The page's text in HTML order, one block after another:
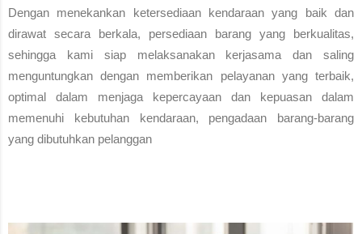
Dengan menekankan ketersediaan kendaraan yang baik dan
dirawat secara berkala, persediaan barang yang berkualitas,
sehingga kami siap melaksanakan kerjasama dan saling
menguntungkan dengan memberikan pelayanan yang terbaik,
optimal dalam menjaga kepercayaan dan kepuasan dalam
memenuhi kebutuhan kendaraan, pengadaan barang-barang
yang dibutuhkan pelanggan